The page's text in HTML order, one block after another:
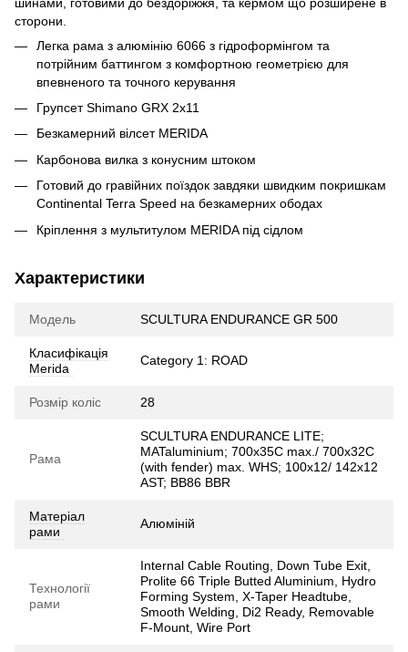
сторони.
Легка рама з алюмінію 6066 з гідроформінгом та
потрійним баттингом з комфортною геометрією для
впевненого та точного керування
Групсет Shimano GRX 2x11
Безкамерний вілсет MERIDA
Карбонова вилка з конусним штоком
Готовий до гравійних поїздок завдяки швидким покришкам
Continental Terra Speed на безкамерних ободах
Кріплення з мультитулом MERIDA під сідлом
Характеристики
Модель SCULTURA ENDURANCE GR 500
Класифікація
Merida
Category 1: ROAD
Розмір коліс 28
Рама
SCULTURA ENDURANCE LITE;
MATaluminium; 700x35C max./ 700x32C
(with fender) max. WHS; 100x12/ 142x12
AST; BB86 BBR
Матеріал
рами
Алюміній
Технології
рами
Internal Cable Routing, Down Tube Exit,
Prolite 66 Triple Butted Aluminium, Hydro
Forming System, X-Taper Headtube,
Smooth Welding, Di2 Ready, Removable
F-Mount, Wire Port